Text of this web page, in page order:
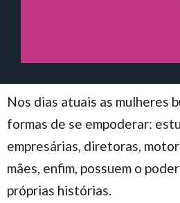
Nos dias atuais as mulheres
formas de se empoderar:
empresárias, diretoras,
mães, enfim, possuem o
próprias histórias.